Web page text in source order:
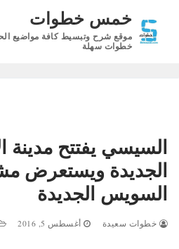
المحتوى
خمس خطوات
موقع شرح وتبسيط كافة مواضيع
خطوات سهلة
السيسي يفتتح مدينة
الجديدة ويستعرض
السويس الجديدة
خطوات سعيدة أغسطس 5, 2016